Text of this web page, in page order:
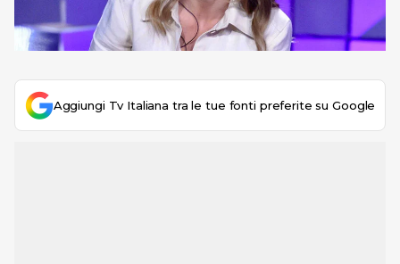
Aggiungi Tv Italiana tra le tue fonti preferite su Google